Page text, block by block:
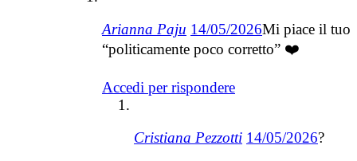
Arianna Paju 14/05/2026Mi piace il tuo
“politicamente poco corretto” ❤️
Accedi per rispondere
Cristiana Pezzotti 14/05/2026?